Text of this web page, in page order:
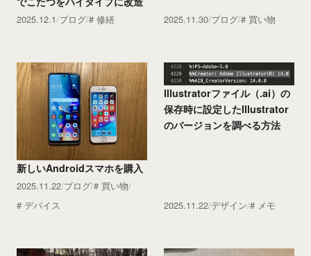
2025.12.1 ブログ 修繕 2025.11.30 ブログ 買い物
新しいAndroidスマホを購入
2025.11.22 ブログ
買い物
デバイス
Illustratorファイル（.ai）の
保存時に設定したIllustrator
のバージョンを調べる方法
2025.11.22 デザイン メモ